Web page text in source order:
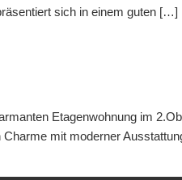
sich in einem guten […]
Etagenwohnung im
mit moderner